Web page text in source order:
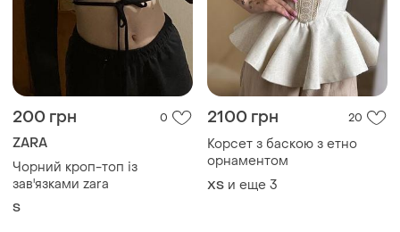
200 грн 0
ZARA
Чорний кроп-топ із
зав'язками zara
S
2100 грн 20
Корсет з баскою з етно
орнаментом
ХS и еще 3